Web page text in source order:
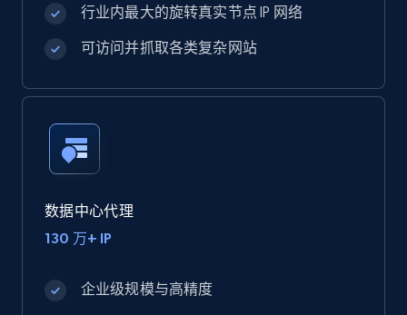
行业内最大的旋转真实节点 IP 网络
可访问并抓取各类复杂网站
数据中心代理
130 万+ IP
企业级规模与高精度